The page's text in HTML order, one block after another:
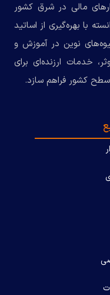
مالی در شرق کشور
با بهره‌گیری از اساتید
نوین در آموزش و
خدمات ارزنده‌ای برای
سطح کشور فراهم سازد.